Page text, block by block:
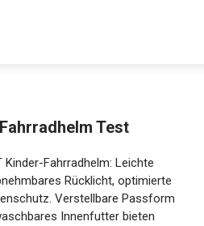
Test
Kinder-Fahrradhelm: Leichte
Rücklicht, optimierte
Verstellbare
waschbares
Sale
Produkte im Sale bei